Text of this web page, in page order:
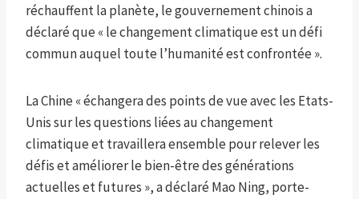
réchauffent la planète, le gouvernement chinois a
déclaré que « le changement climatique est un défi
commun auquel toute l’humanité est confrontée ».
La Chine « échangera des points de vue avec les Etats-
Unis sur les questions liées au changement
climatique et travaillera ensemble pour relever les
défis et améliorer le bien-être des générations
actuelles et futures », a déclaré Mao Ning, porte-